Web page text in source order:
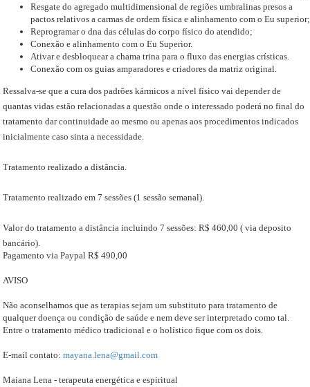
Resgate do agregado multidimensional de regiões umbralinas presos a
pactos relativos a carmas de ordem física e alinhamento com o Eu superior;
Reprogramar o dna das células do corpo físico do atendido;
Conexão e alinhamento com o Eu Superior.
Ativar e desbloquear a chama trina para o fluxo das energias crísticas.
Conexão com os guias amparadores e criadores da matriz original.
Ressalva-se que a cura dos padrões kármicos a nível físico vai depender de
quantas vidas estão relacionadas a questão onde o interessado poderá no final do
tratamento dar continuidade ao mesmo ou apenas aos procedimentos indicados
inicialmente caso sinta a necessidade.
Tratamento realizado a distância.
Tratamento realizado em 7 sessões (1 sessão semanal).
Valor do tratamento a distância incluindo 7 sessões: R$ 460,00 ( via deposito
bancário).
Pagamento via Paypal R$ 490,00
AVISO
Não aconselhamos que as terapias sejam um substituto para tratamento de
qualquer doença ou condição de saúde e nem deve ser interpretado como tal.
Entre o tratamento médico tradicional e o holístico fique com os dois.
E-mail contato: mayana.lena@gmail.com
Maiana Lena - terapeuta energética e espiritual